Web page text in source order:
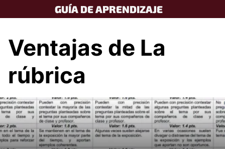
to
GUÍA DE APRENDIZAJE
Ventajas de La
rúbrica